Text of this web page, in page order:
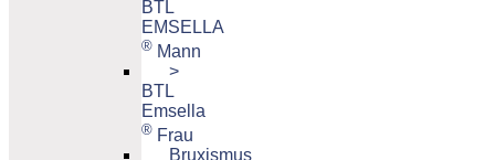
BTL
EMSELLA
® Mann
>
BTL
Emsella
® Frau
Bruxismus